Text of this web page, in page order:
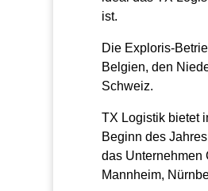
ist.
Die Exploris-
Belgien, den
Schweiz.
TX Logistik bietet
Beginn des
das Unternehmen
Mannheim,